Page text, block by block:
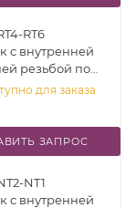
RT6
с внутренней
резьбой под
1/4" - R (RT)
316
для заказа
ЗАПРОС
NT1
с внутренней